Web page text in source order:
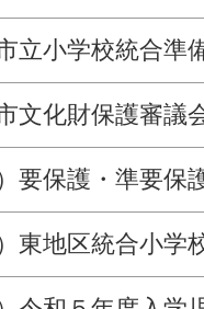
立小学校統合準
文化財保護審議
）要保護・準要
）東地区統合小学